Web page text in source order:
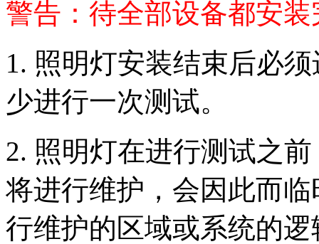
警告：待全部设备都安
1. 照明灯安装结束后必
少进行一次测试。
2. 照明灯在进行测试之
将进行维护，会因此而
行维护的区域或系统的